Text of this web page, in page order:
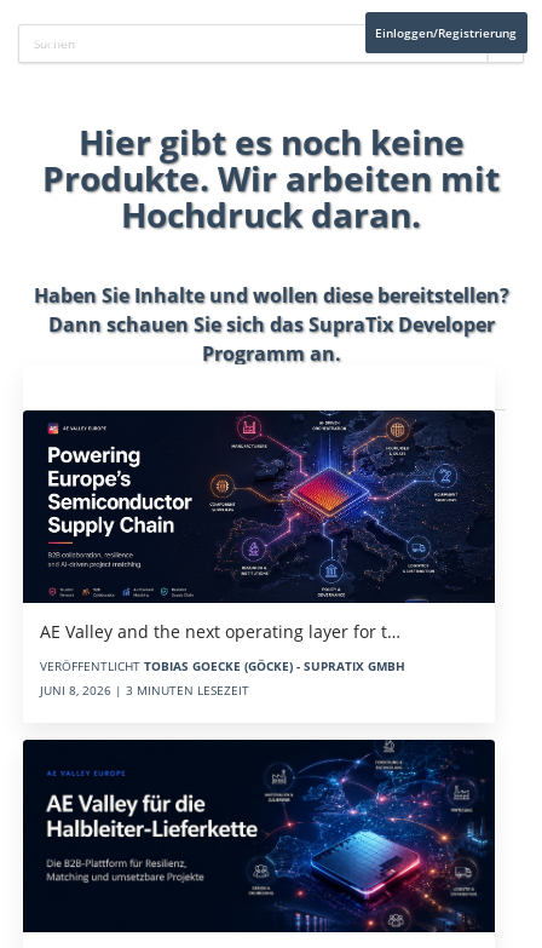
Einloggen/Registrierung
Hier gibt es noch keine
Produkte. Wir arbeiten mit
Hochdruck daran.
Haben Sie Inhalte und wollen diese bereitstellen?
Dann schauen Sie sich dasSupraTix Developer
Programman.
AE Valley and the next operating layer for t…
VERÖFFENTLICHT TOBIAS GOECKE (GÖCKE) - SUPRATIX GMBH
JUNI 8, 2026 | 3 MINUTEN LESEZEIT